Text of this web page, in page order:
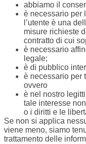
abbiamo il
è necessario per
l’utente è una
misure richieste
contratto di cui
è necessario
legale;
è di pubblico
è necessario per
ovvero
è nel nostro
tale interesse
o i diritti e le
Se non si applica
viene meno, siamo
trattamento delle